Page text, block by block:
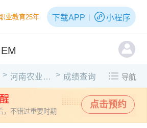
业教育25年 下载APP 小程序
> 河南农业大学 > 成绩查询 导航
，不错过重要时期
点击预约